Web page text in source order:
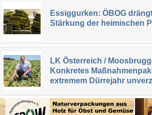
Essiggurken: ÖBOG
Stärkung der heimischen
LK Österreich /
Konkretes
extremem Dürrejahr